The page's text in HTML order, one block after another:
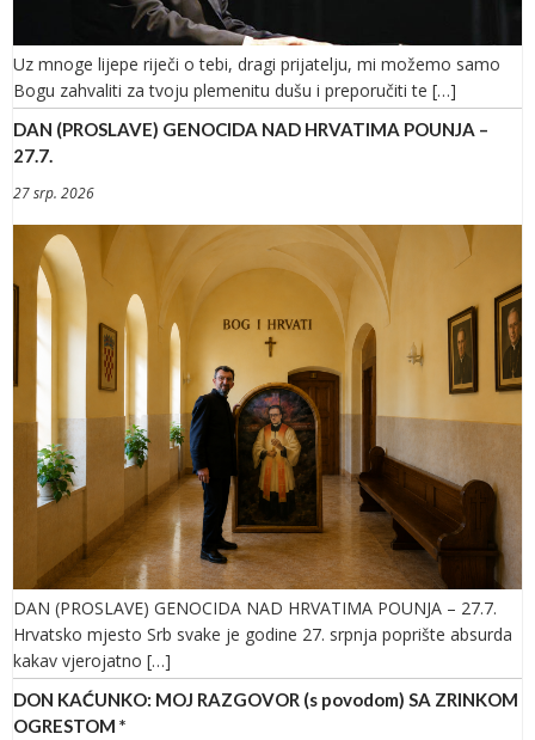
Uz mnoge lijepe riječi o tebi, dragi prijatelju, mi možemo samo
Bogu zahvaliti za tvoju plemenitu dušu i preporučiti te […]
DAN (PROSLAVE) GENOCIDA NAD HRVATIMA POUNJA –
27.7.
27 srp. 2026
DAN (PROSLAVE) GENOCIDA NAD HRVATIMA POUNJA – 27.7.
Hrvatsko mjesto Srb svake je godine 27. srpnja poprište absurda
kakav vjerojatno […]
DON KAĆUNKO: MOJ RAZGOVOR (s povodom) SA ZRINKOM
OGRESTOM *